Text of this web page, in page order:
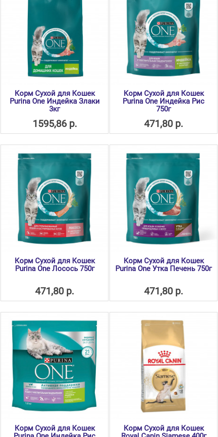
Корм Сухой для Кошек
Purina One Индейка Злаки
3кг
1595,86 р.
Корм Сухой для Кошек
Purina One Индейка Рис
750г
471,80 р.
Корм Сухой для Кошек
Purina One Лосось 750г
471,80 р.
Корм Сухой для Кошек
Purina One Утка Печень 750г
471,80 р.
Корм Сухой для Кошек
Корм Сухой для Кошек